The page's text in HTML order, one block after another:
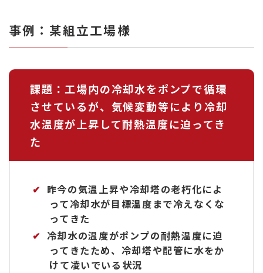
の
熱
交
効
事例：某組立工場様
課題：工場内の冷却水をポンプで循環
させているが、気候変動等により冷却
水温度が上昇して耐熱温度に迫ってき
た
昨今の気温上昇や冷却塔の老朽化によ
って冷却水が目標温度まで冷えなくな
ってきた
冷却水の温度がポンプの耐熱温度に迫
ってきたため、冷却塔や配管に水をか
けて凌いでいる状況